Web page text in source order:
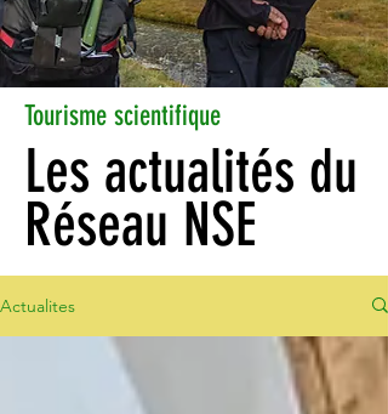
Tourisme scientifique
Les actualités du
Réseau NSE
Actualites